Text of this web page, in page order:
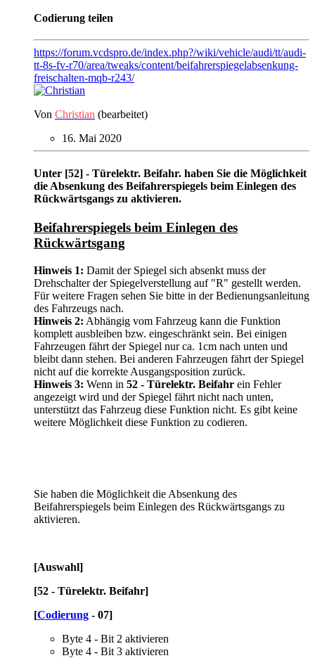
Codierung teilen
https://forum.vcdspro.de/index.php?/wiki/vehicle/audi/tt/audi-
tt-8s-fv-r70/area/tweaks/content/beifahrerspiegelabsenkung-
freischalten-mqb-r243/
Von Christian (bearbeitet)
16. Mai 2020
Unter [52] - Türelektr. Beifahr. haben Sie die Möglichkeit
die Absenkung des Beifahrerspiegels beim Einlegen des
Rückwärtsgangs zu aktivieren.
Beifahrerspiegels beim Einlegen des
Rückwärtsgang
Hinweis 1: Damit der Spiegel sich absenkt muss der
Drehschalter der Spiegelverstellung auf "R" gestellt werden.
Für weitere Fragen sehen Sie bitte in der Bedienungsanleitung
des Fahrzeugs nach.
Hinweis 2: Abhängig vom Fahrzeug kann die Funktion
komplett ausbleiben bzw. eingeschränkt sein. Bei einigen
Fahrzeugen fährt der Spiegel nur ca. 1cm nach unten und
bleibt dann stehen. Bei anderen Fahrzeugen fährt der Spiegel
nicht auf die korrekte Ausgangsposition zurück.
Hinweis 3: Wenn in 52 - Türelektr. Beifahr ein Fehler
angezeigt wird und der Spiegel fährt nicht nach unten,
unterstützt das Fahrzeug diese Funktion nicht. Es gibt keine
weitere Möglichkeit diese Funktion zu codieren.
Sie haben die Möglichkeit die Absenkung des
Beifahrerspiegels beim Einlegen des Rückwärtsgangs zu
aktivieren.
[Auswahl]
[52 - Türelektr. Beifahr]
[Codierung - 07]
Byte 4 - Bit 2 aktivieren
Byte 4 - Bit 3 aktivieren